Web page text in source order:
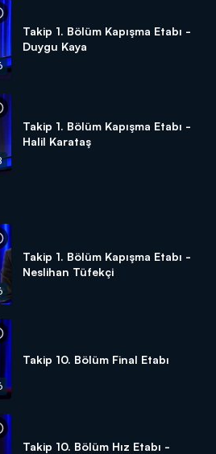
Takip 1. Bölüm Kapışma Etabı -
Duygu Kaya
Takip 1. Bölüm Kapışma Etabı -
Halil Karataş
Takip 1. Bölüm Kapışma Etabı -
Neslihan Tüfekçi
Takip 10. Bölüm Final Etabı
Takip 10. Bölüm Hız Etabı -